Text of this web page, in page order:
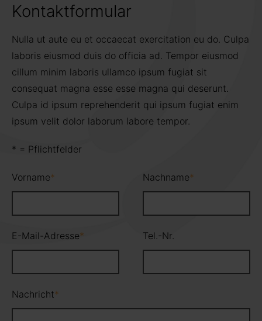
Kontaktformular
Nulla ut aute eu et occaecat exercitation eu do. Culpa
laboris eiusmod duis do officia ad. Tempor eiusmod
cillum minim laboris ullamco ipsum fugiat sit
consequat magna esse esse magna qui deserunt.
Culpa id ipsum reprehenderit qui ipsum fugiat enim
ipsum velit dolor laborum labore tempor.
* = Pflichtfelder
Pflichtfeld
Vorname* Pflichtfeld
Nachname*
Pflichtfeld
E-Mail-Adresse* Tel.-Nr.
Pflichtfeld
Nachricht*